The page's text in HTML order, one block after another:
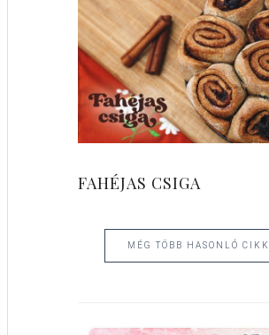
FAHÉJAS CSIGA
MÉG TÖBB HASONLÓ CIKK